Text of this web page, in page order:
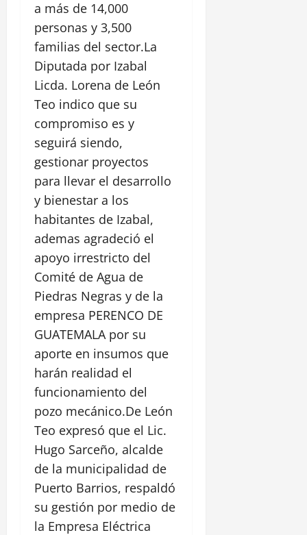
a más de 14,000
personas y 3,500
familias del sector.La
Diputada por Izabal
Licda. Lorena de León
Teo indico que su
compromiso es y
seguirá siendo,
gestionar proyectos
para llevar el desarrollo
y bienestar a los
habitantes de Izabal,
ademas agradeció el
apoyo irrestricto del
Comité de Agua de
Piedras Negras y de la
empresa PERENCO DE
GUATEMALA por su
aporte en insumos que
harán realidad el
funcionamiento del
pozo mecánico.De León
Teo expresó que el Lic.
Hugo Sarceño, alcalde
de la municipalidad de
Puerto Barrios, respaldó
su gestión por medio de
la Empresa Eléctrica